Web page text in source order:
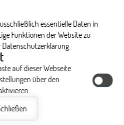
Uhr
Uhr
gebeten. essentielle Daten in
Funktionen der Website zu
Datenschutzerklärung
auf dieser Webseite
über den